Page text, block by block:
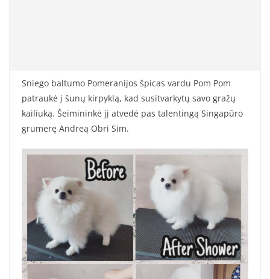
Sniego baltumo Pomeranijos špicas vardu Pom Pom
patraukė į šunų kirpyklą, kad susitvarkytų savo gražų
kailiuką. Šeimininkė jį atvedė pas talentingą Singapūro
grumerę Andreą Obri Sim.